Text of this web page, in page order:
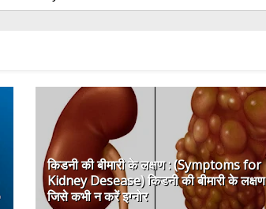
किडनी की बीमारी के लक्षण : (Symptoms for
Kidney Desease) किडनी की बीमारी के लक्षण
जिसे कभी न करें इग्नोर